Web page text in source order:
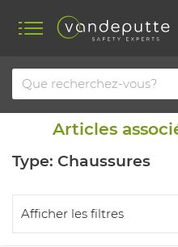
Home Blog Articles
Articles
Type: Chaussures
Afficher les filtres